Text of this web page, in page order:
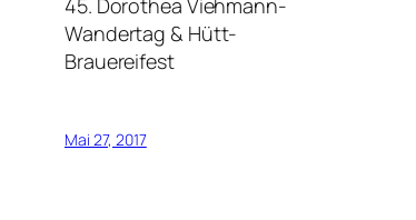
45. Dorothea Viehmann-
Wandertag & Hütt-
Brauereifest
Mai 27, 2017